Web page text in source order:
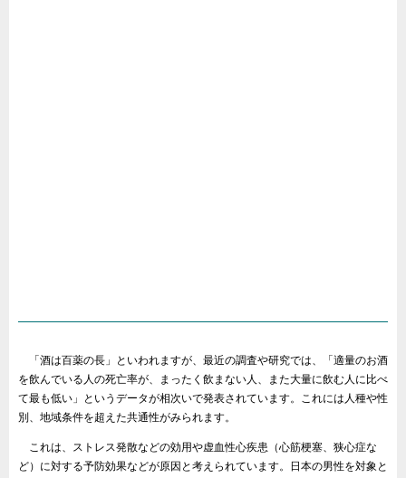
「酒は百薬の長」といわれますが、最近の調査や研究では、「適量のお酒
を飲んでいる人の死亡率が、まったく飲まない人、また大量に飲む人に比べ
て最も低い」というデータが相次いで発表されています。これには人種や性
別、地域条件を超えた共通性がみられます。
これは、ストレス発散などの効用や虚血性心疾患（心筋梗塞、狭心症な
ど）に対する予防効果などが原因と考えられています。日本の男性を対象と